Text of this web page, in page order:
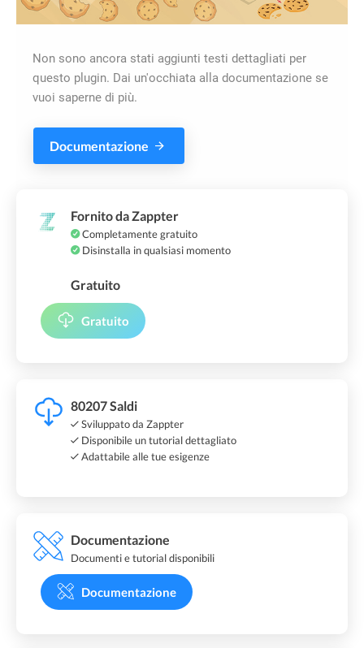
Non sono ancora stati aggiunti testi dettagliati per
questo plugin. Dai un'occhiata alla documentazione se
vuoi saperne di più.
Documentazione
Fornito da Zappter
Completamente gratuito
Disinstalla in qualsiasi momento
Gratuito
Gratuito
80207 Saldi
Sviluppato da Zappter
Disponibile un tutorial dettagliato
Adattabile alle tue esigenze
Documentazione
Documenti e tutorial disponibili
Documentazione